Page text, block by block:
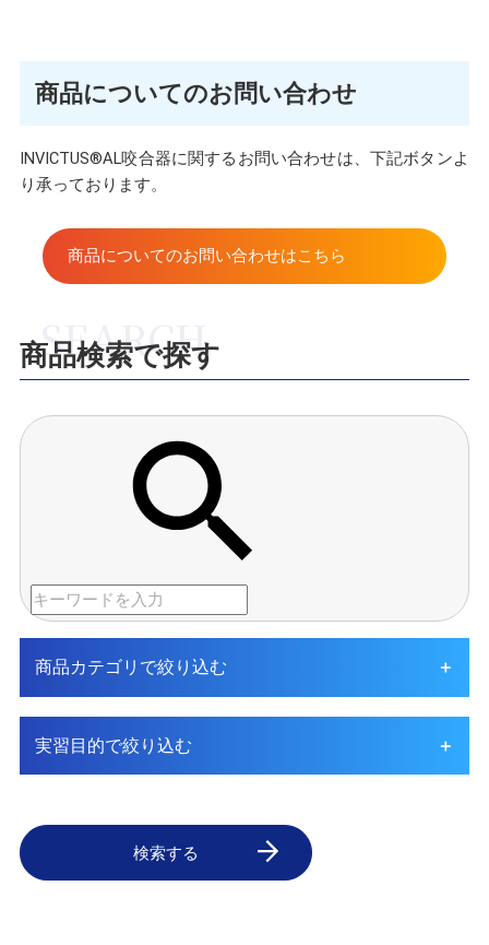
商品についてのお問い合わせ
INVICTUS®AL咬合器に関するお問い合わせは、下記ボタンよ
り承っております。
商品についてのお問い合わせはこちら
商品検索で探す
商品カテゴリで絞り込む
実習目的で絞り込む
検索する